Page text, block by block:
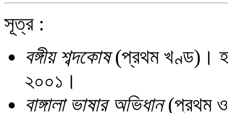
সূত্র :
বঙ্গীয় শব্দকোষ(প্রথম খণ্ড)।
২০০১।
বাঙ্গালা ভাষার অভিধান(প্রথম ও